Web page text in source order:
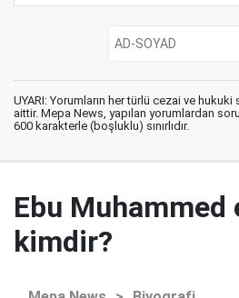
UYARI: Yorumların her türlü cezai ve
aittir. Mepa News, yapılan yorumlardan
600 karakterle (boşluklu) sınırlıdır.
Ebu Muhammed
kimdir?